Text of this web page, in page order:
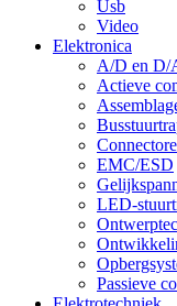
Usb
Video
Elektronica
A/D en D/
Actieve
EMC/ESD
LED-
Passieve